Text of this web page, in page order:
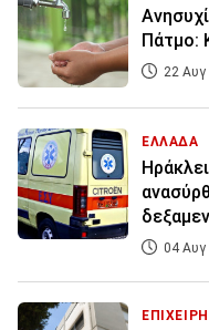
Πάτμο:
22 Αυγ
ΕΛΛΑΔΑ
04 Αυγ